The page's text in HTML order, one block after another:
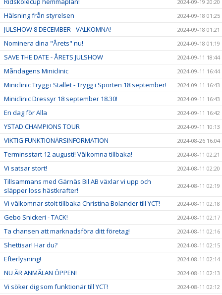
2024-09-19 20:20
Hälsning från styrelsen 2024-09-18 01:25
JULSHOW 8 DECEMBER - VÄLKOMNA! 2024-09-18 01:21
Nominera dina "Årets" nu! 2024-09-18 01:19
SAVE THE DATE - ÅRETS JULSHOW 2024-09-11 18:44
Måndagens Miniclinic 2024-09-11 16:44
Miniclinic Trygg i Stallet - Trygg i Sporten 18 september! 2024-09-11 16:43
Miniclinic Dressyr 18 september 18.30! 2024-09-11 16:43
En dag för Alla 2024-09-11 16:42
YSTAD CHAMPIONS TOUR 2024-09-11 10:13
VIKTIG FUNKTIONÄRSINFORMATION 2024-08-26 16:04
Terminsstart 12 augusti! Välkomna tillbaka! 2024-08-11 02:21
Vi satsar stort! 2024-08-11 02:20
Tillsammans med Gärnäs Bil AB växlar vi upp och
släpper loss hästkrafter!
2024-08-11 02:19
Vi välkomnar stolt tillbaka Christina Bolander till YCT! 2024-08-11 02:18
Gebo Snickeri - TACK! 2024-08-11 02:17
Ta chansen att marknadsföra ditt företag! 2024-08-11 02:16
Shettisar! Har du? 2024-08-11 02:15
Efterlysning! 2024-08-11 02:14
NU ÄR ANMÄLAN ÖPPEN! 2024-08-11 02:13
Vi söker dig som funktionär till YCT! 2024-08-11 02:12